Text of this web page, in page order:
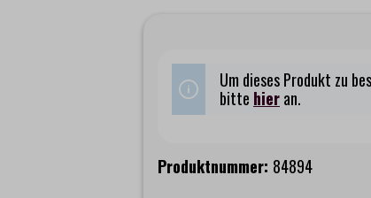
Um dieses Produkt zu
bitte hieran.
Produktnummer: 84894